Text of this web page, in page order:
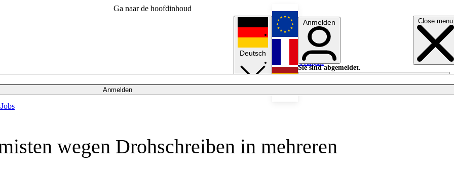
Ga naar de hoofdinhoud
Close menu
Anmelden
Jobs
Deutsch
English
Français
Anmelden
Sie sind abgemeldet.
Anmelden
Licht aus
wegen Drohschreiben in mehreren